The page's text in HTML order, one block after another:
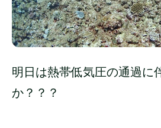
明日は熱帯低気圧の通過に
か？？？